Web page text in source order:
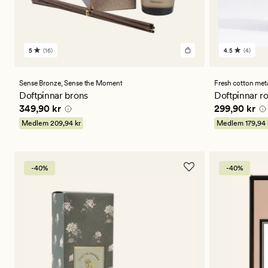
16
ett
genomsnittligt
betyg
på
5
5 (16)
Sense Bronze,Sense the Moment
Doftpinnar brons
Pris 349,90 kr
349,90 kr
Medlem 209,94 kr
4
ett
betyg
på
4.5
4.5 (4)
Fresh cotton
Doftpinnar
Pris 299,90
299,90 kr
Medlem 179,94
-40% -40%